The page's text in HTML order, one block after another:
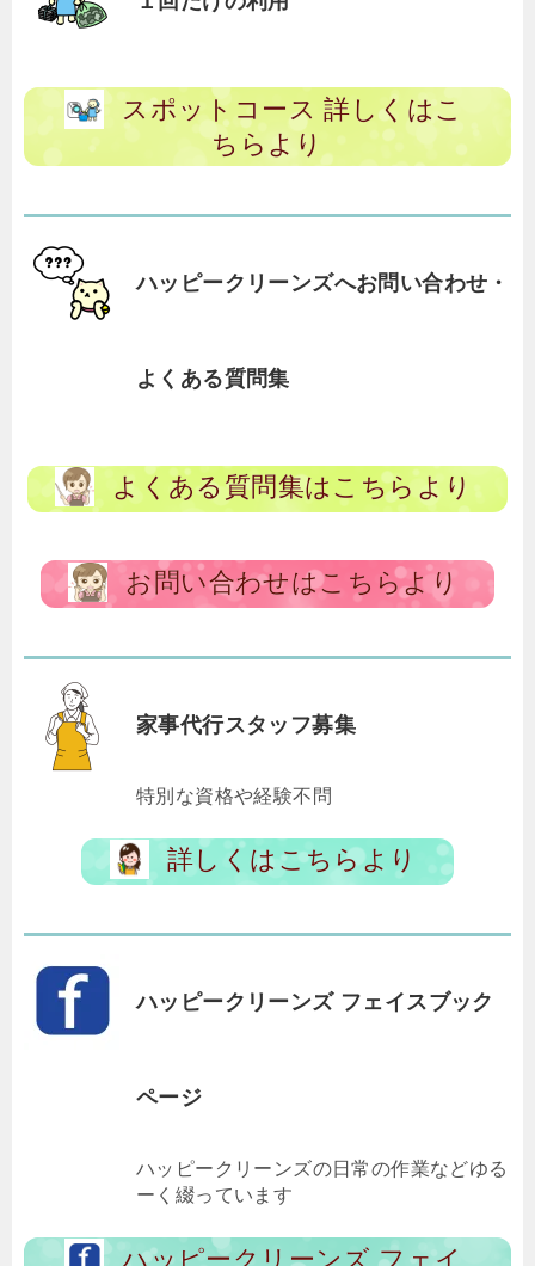
スポットコース 詳しくはこ
ちらより
ハッピークリーンズへお問い合わせ・
よくある質問集
よくある質問集はこちらより
お問い合わせはこちらより
家事代行スタッフ募集
特別な資格や経験不問
詳しくはこちらより
ハッピークリーンズ フェイスブック
ページ
ハッピークリーンズの日常の作業などゆる
ーく綴っています
ハッピークリーンズ フェイ